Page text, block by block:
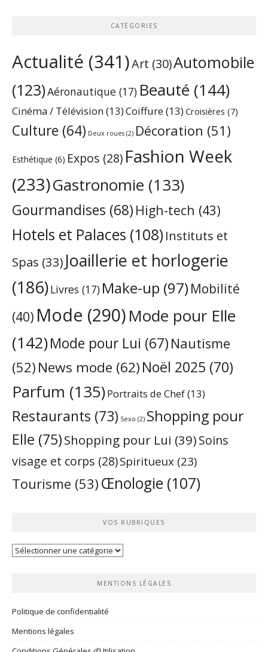
CATÉGORIES
Actualité (341)Art (30)Automobile
(123)Aéronautique (17) Beauté (144)
Cinéma / Télévision(13)Coiffure(13) Croisières (7)
Culture (64) Deux roues (2) Décoration (51)
Esthétique (6) Expos (28) Fashion Week
(233)Gastronomie (133)
Gourmandises (68) High-tech (43)
Hotels et Palaces (108) Instituts et
Spas (33) Joaillerie et horlogerie
(186)Livres (17) Make-up (97) Mobilité
(40) Mode (290)Mode pour Elle
(142)Mode pour Lui (67) Nautisme
(52) News mode (62)Noël 2025 (70)
Parfum (135)Portraits de Chef(13)
Restaurants (73) Sexo (2) Shopping pour
Elle (75)Shopping pour Lui (39)Soins
visage et corps (28)Spiritueux (23)
Tourisme (53) Œnologie (107)
VOS RUBRIQUES
Vos
MENTIONS LÉGALES
Politique de confidentialité
Mentions légales